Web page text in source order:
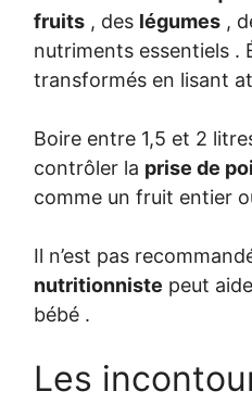
fruits , des légumes ,
nutriments essentiels .
transformés en lisant
Boire entre 1,5 et 2
contrôler la prise de
comme un fruit entier
Il n’est pas
nutritionniste peut
bébé .
Les